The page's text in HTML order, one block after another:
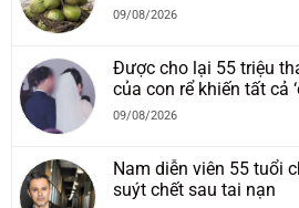
09/08/2026
Được cho lại 55 triệu
của con rể khiến tất cả
09/08/2026
Nam diễn viên 55 tuổi
suýt chết sau tai nạn